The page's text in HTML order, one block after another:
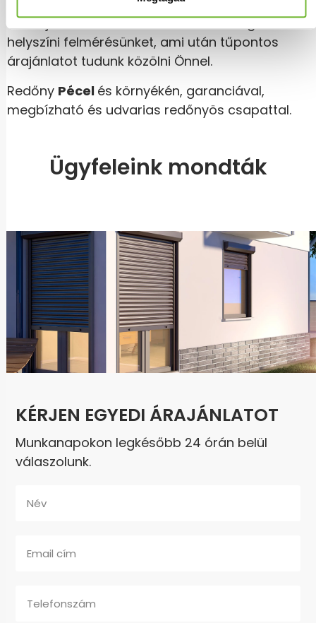
árajánlatunkat. Ezt követően – pozitív
visszajelzés esetén – 1 héten belül elvégezzük
helyszíni felmérésünket, ami után tűpontos
árajánlatot tudunk közölni Önnel.
Redőny Pécel és környékén, garanciával,
megbízható és udvarias redőnyös csapattal.
Ügyfeleink mondták
KÉRJEN EGYEDI ÁRAJÁNLATOT
Munkanapokon legkésőbb 24 órán belül
válaszolunk.